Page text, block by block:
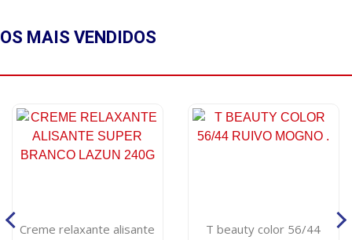
OS MAIS VENDIDOS
Creme relaxante alisante
T beauty color 56/44